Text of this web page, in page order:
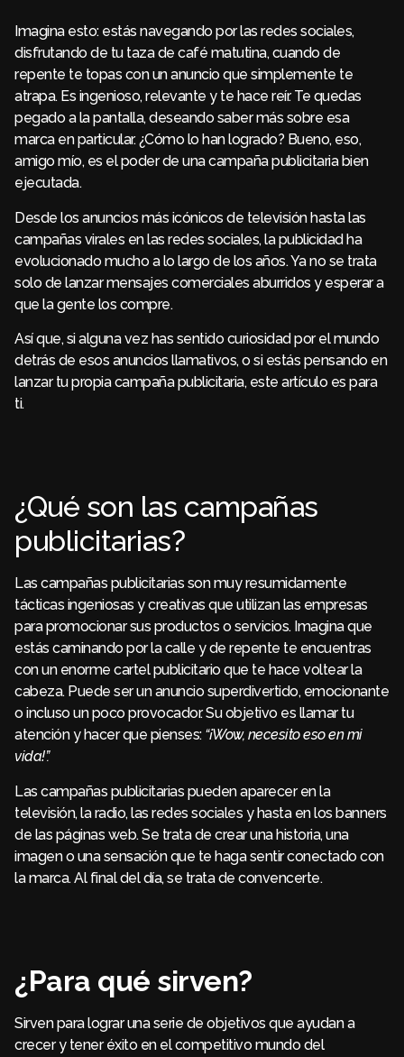
Imagina esto: estás navegando por las redes sociales,
disfrutando de tu taza de café matutina, cuando de
repente te topas con un anuncio que simplemente te
atrapa. Es ingenioso, relevante y te hace reír. Te quedas
pegado a la pantalla, deseando saber más sobre esa
marca en particular. ¿Cómo lo han logrado? Bueno, eso,
amigo mío, es el poder de una campaña publicitaria bien
ejecutada.
Desde los anuncios más icónicos de televisión hasta las
campañas virales en las redes sociales, la publicidad ha
evolucionado mucho a lo largo de los años. Ya no se trata
solo de lanzar mensajes comerciales aburridos y esperar a
que la gente los compre.
Así que, si alguna vez has sentido curiosidad por el mundo
detrás de esos anuncios llamativos, o si estás pensando en
lanzar tu propia campaña publicitaria, este artículo es para
ti.
¿Qué son las campañas
publicitarias?
Las campañas publicitarias son muy resumidamente
tácticas ingeniosas y creativas que utilizan las empresas
para promocionar sus productos o servicios. Imagina que
estás caminando por la calle y de repente te encuentras
con un enorme cartel publicitario que te hace voltear la
cabeza. Puede ser un anuncio superdivertido, emocionante
o incluso un poco provocador. Su objetivo es llamar tu
atención y hacer que pienses: “¡Wow, necesito eso en mi
vida!”.
Las campañas publicitarias pueden aparecer en la
televisión, la radio, las redes sociales y hasta en los banners
de las páginas web. Se trata de crear una historia, una
imagen o una sensación que te haga sentir conectado con
la marca. Al final del día, se trata de convencerte.
¿Para qué sirven?
Sirven para lograr una serie de objetivos que ayudan a
crecer y tener éxito en el competitivo mundo del